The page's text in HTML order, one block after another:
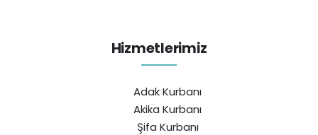
Hizmetlerimiz
Adak Kurbanı
Akika Kurbanı
Şifa Kurbanı